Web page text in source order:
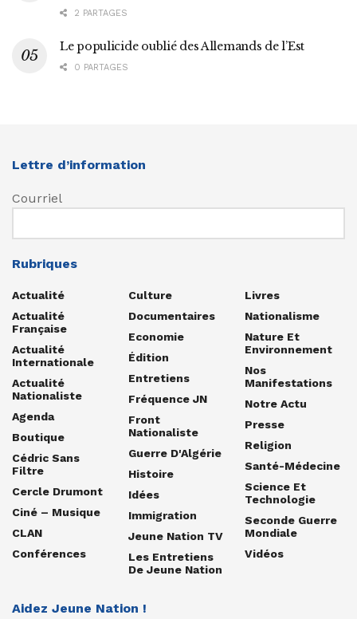
2 PARTAGES
Le populicide oublié des Allemands de l’Est
0 PARTAGES
Lettre d’information
Courriel
Rubriques
Actualité
Actualité
Française
Actualité
Internationale
Actualité
Nationaliste
Agenda
Boutique
Cédric Sans
Filtre
Cercle Drumont
Ciné – Musique
CLAN
Conférences
Culture
Documentaires
Economie
Édition
Entretiens
Fréquence JN
Front
Nationaliste
Guerre D'Algérie
Histoire
Idées
Immigration
Jeune Nation TV
Les Entretiens
De Jeune Nation
Livres
Nationalisme
Nature Et
Environnement
Nos
Manifestations
Notre Actu
Presse
Religion
Santé-Médecine
Science Et
Technologie
Seconde Guerre
Mondiale
Vidéos
Aidez Jeune Nation !